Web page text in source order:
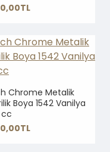
Chrome Metalik
Boya 1542 Vanilya